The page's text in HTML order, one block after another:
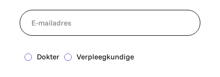
NewsletterEmail
Dokter Verpleegkundige